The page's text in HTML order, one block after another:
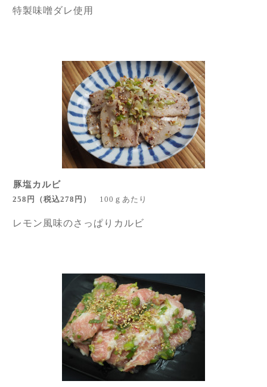
特製味噌ダレ使用
豚塩カルビ
258円 （税込278円 ） 100ｇあたり
レモン風味のさっぱりカルビ